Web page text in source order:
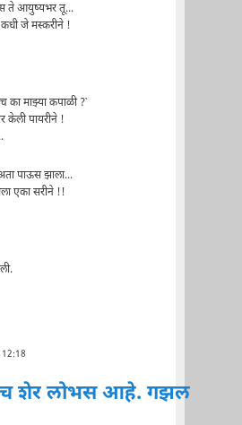
ते आयुष्यभर तू...
कधी जे मस्करीने !
का माझ्या कपाळी ?`
केली पायरीने !
पाऊस झाला...
एका सरीने !!
शेर लोभस आहे. गझल